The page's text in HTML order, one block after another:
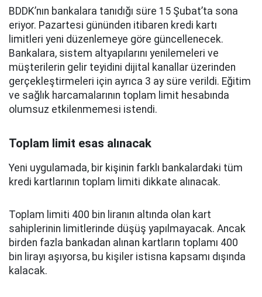
BDDK’nın bankalara tanıdığı süre 15 Şubat’ta sona
eriyor. Pazartesi gününden itibaren kredi kartı
limitleri yeni düzenlemeye göre güncellenecek.
Bankalara, sistem altyapılarını yenilemeleri ve
müşterilerin gelir teyidini dijital kanallar üzerinden
gerçekleştirmeleri için ayrıca 3 ay süre verildi. Eğitim
ve sağlık harcamalarının toplam limit hesabında
olumsuz etkilenmemesi istendi.
Toplam limit esas alınacak
Yeni uygulamada, bir kişinin farklı bankalardaki tüm
kredi kartlarının toplam limiti dikkate alınacak.
Toplam limiti 400 bin liranın altında olan kart
sahiplerinin limitlerinde düşüş yapılmayacak. Ancak
birden fazla bankadan alınan kartların toplamı 400
bin lirayı aşıyorsa, bu kişiler istisna kapsamı dışında
kalacak.